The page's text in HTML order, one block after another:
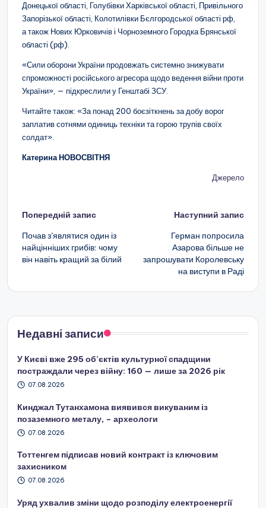
Донецької області, Голубівки Харківської області, Привільного
Запорізької області, Колотилівки Бєлгородської області рф,
а також Нових Юрковичів і Чорноземного Городка Брянської
області (рф).
«Сили оборони України продовжать системно знижувати
спроможності російського агресора щодо ведення війни проти
України», — підкреслили у Генштабі ЗСУ.
Читайте також: «За понад 200 боєзіткнень за добу ворог
заплатив сотнями одиниць техніки та горою трупів своїх
солдат».
Катерина НОВОСВІТНЯ
Джерело
Навігація
по
запису
Попередній запис
Почав з’являтися один із
найцінніших грибів: чому
він навіть кращий за білий
Наступний запис
Герман попросила
Азарова більше не
запрошувати Королевську
на виступи в Раді
Недавні записи
У Києві вже 295 об’єктів культурної спадщини
постраждали через війну: 160 — лише за 2026 рік
07.08.2026
Кинджал Тутанхамона виявився викуваним із
позаземного металу, – археологи
07.08.2026
Тоттенгем підписав новий контракт із ключовим
захисником
07.08.2026
Уряд ухвалив зміни щодо розподілу електроенергії